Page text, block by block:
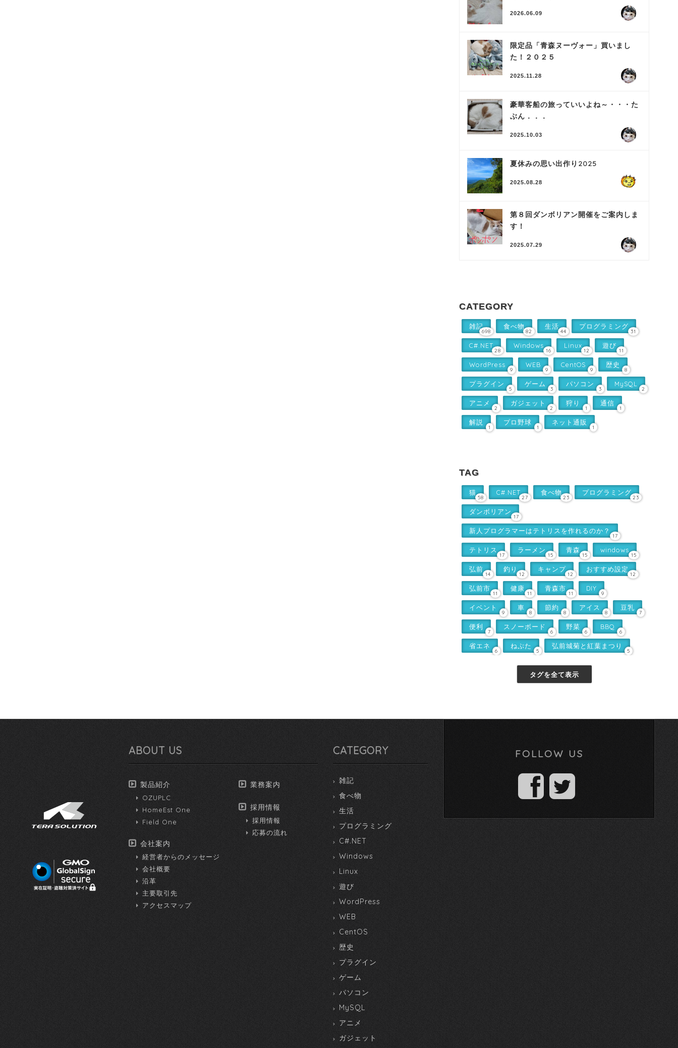
2026.06.09
限定品「青森ヌーヴォー」買いまし
た！２０２５
2025.11.28
豪華客船の旅っていいよね～・・・た
ぶん．．．
2025.10.03
夏休みの思い出作り2025
2025.08.28
第８回ダンボリアン開催をご案内しま
す！
2025.07.29
CATEGORY
雑記
698
食べ物
82
生活
44
プログラミング
31
C#.NET
28
Windows
16
Linux
12
遊び
11
WordPress
9
WEB
9
CentOS
9
歴史
8
プラグイン
5
ゲーム
3
パソコン
3
MySQL
2
アニメ
2
ガジェット
2
狩り
1
通信
1
解説
1
プロ野球
1
ネット通販
1
TAG
猫
58
C#.NET
27
食べ物
23
プログラミング
23
ダンボリアン
17
新人プログラマーはテトリスを作れるのか？
17
テトリス
17
ラーメン
15
青森
15
windows
15
弘前
14
釣り
12
キャンプ
12
おすすめ設定
12
弘前市
11
健康
11
青森市
11
DIY
9
イベント
9
車
8
節約
8
アイス
8
豆乳
7
便利
7
スノーボード
6
野菜
6
BBQ
6
省エネ
6
ねぷた
5
弘前城菊と紅葉まつり
5
タグを全て表示
ABOUT US
製品紹介
OZUPLC
HomeEst One
Field One
会社案内
経営者からのメッセージ
会社概要
沿革
主要取引先
アクセスマップ
業務案内
採用情報
採用情報
応募の流れ
CATEGORY
雑記
食べ物
生活
プログラミング
C#.NET
Windows
Linux
遊び
WordPress
WEB
CentOS
歴史
プラグイン
ゲーム
パソコン
MySQL
アニメ
ガジェット
FOLLOW US